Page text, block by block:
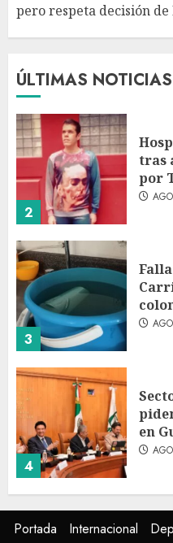
pero respeta decisión
ÚLTIMAS NOTICIAS
1
2
tras
por
3
4
en
Portada Internacional